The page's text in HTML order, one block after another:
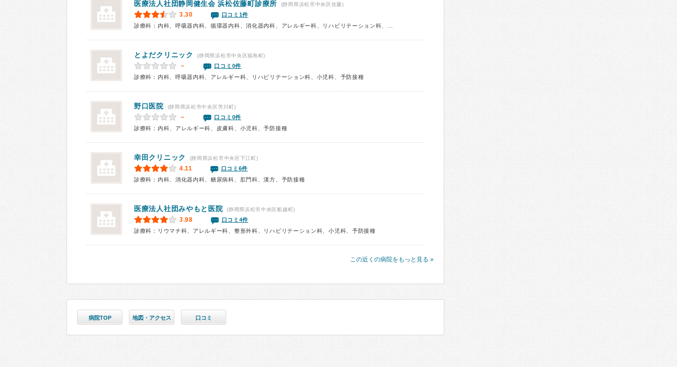
医療法人社団静岡健生会 浜松佐藤町診療所 (静岡県浜松市中央区佐藤)
3.30
口コミ1件
とよだクリニック (静岡県浜松市中央区福島町)
－
口コミ0件
診療科：内科、呼吸器内科、アレルギー科、リハビリテーション科、小児科、予防接種
野口医院 (静岡県浜松市中央区芳川町)
－
口コミ0件
診療科：内科、アレルギー科、皮膚科、小児科、予防接種
幸田クリニック (静岡県浜松市中央区下江町)
4.11
口コミ6件
診療科：内科、消化器内科、糖尿病科、肛門科、漢方、予防接種
医療法人社団みやもと医院 (静岡県浜松市中央区船越町)
3.98
口コミ4件
診療科：リウマチ科、アレルギー科、整形外科、リハビリテーション科、小児科、予防接種
この近くの病院をもっと見る »
病院TOP 地図・アクセス 口コミ